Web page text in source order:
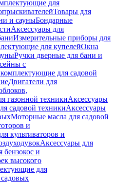
для
Товары для
и сауныБондарные
Аксессуары для
Измерительные приборы для
для купелейОкна
Ручки дверные для бани и
с
для садовой
Двигатели для
газонной техникиАксессуары
садовой техникиАксессуары
Моторные масла для садовой
и
культиваторов и
Аксессуары для
бензокос и
высокого
для